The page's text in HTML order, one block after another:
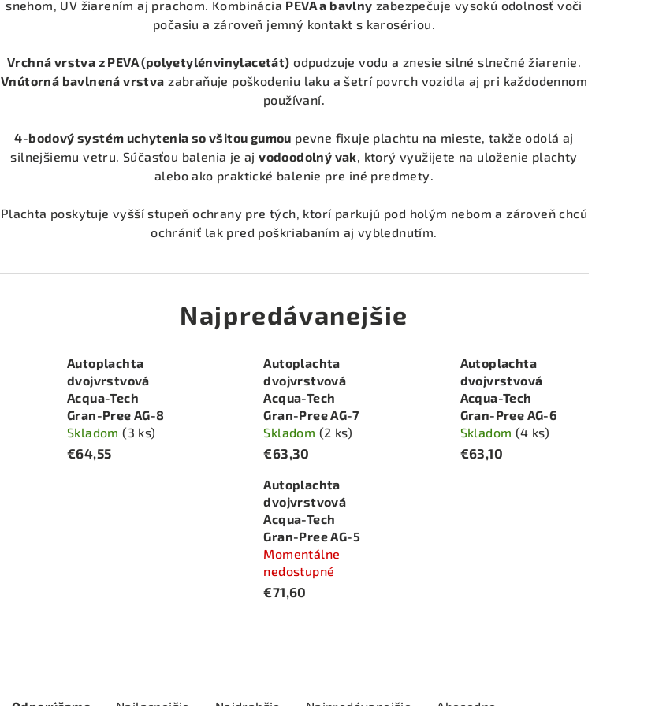
snehom, UV žiarením aj prachom. Kombinácia PEVA a bavlny zabezpečuje vysokú odolnosť voči
počasiu a zároveň jemný kontakt s karosériou.
Vrchná vrstva z PEVA (polyetylénvinylacetát) odpudzuje vodu a znesie silné slnečné žiarenie.
Vnútorná bavlnená vrstva zabraňuje poškodeniu laku a šetrí povrch vozidla aj pri každodennom
používaní.
4-bodový systém uchytenia so všitou gumou pevne fixuje plachtu na mieste, takže odolá aj
silnejšiemu vetru. Súčasťou balenia je ajvodoodolný vak, ktorý využijete na uloženie plachty
alebo ako praktické balenie pre iné predmety.
Plachta poskytuje vyšší stupeň ochrany pre tých, ktorí parkujú pod holým nebom a zároveň chcú
ochrániť lak pred poškriabaním aj vyblednutím.
Najpredávanejšie
Autoplachta
dvojvrstvová
Acqua-Tech
Gran-Pree AG-8
Skladom(3 ks)
€64,55
Autoplachta
dvojvrstvová
Acqua-Tech
Gran-Pree AG-7
Skladom (2 ks)
€63,30
Autoplachta
dvojvrstvová
Acqua-Tech
Gran-Pree AG-6
Skladom (4 ks)
€63,10
Autoplachta
dvojvrstvová
Acqua-Tech
Gran-Pree AG-5
Momentálne
nedostupné
€71,60